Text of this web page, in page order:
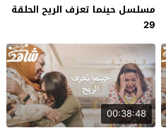
مسلسل حينما تعزف الريح الحلقة
29
00:38:48